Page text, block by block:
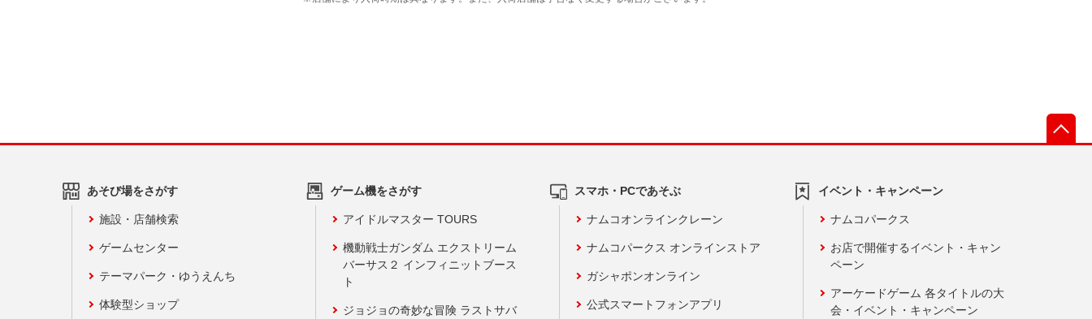
あそび場をさがす
施設・店舗検索
ゲームセンター
テーマパーク・ゆうえんち
体験型ショップ
ゲーム機をさがす
アイドルマスター TOURS
機動戦士ガンダム エクストリーム
バーサス２ インフィニットブース
ト
ジョジョの奇妙な冒険 ラストサバ
スマホ・PCであそぶ
ナムコオンラインクレーン
ナムコパークス オンラインストア
ガシャポンオンライン
公式スマートフォンアプリ
イベント・キャンペーン
ナムコパークス
お店で開催するイベント・キャン
ペーン
アーケードゲーム 各タイトルの大
会・イベント・キャンペーン